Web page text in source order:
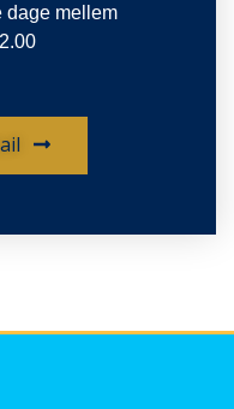
dage mellem